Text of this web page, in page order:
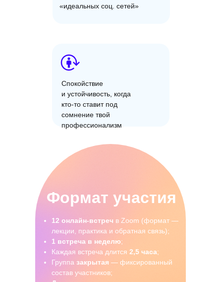
Спокойствие
и устойчивость, когда
кто-то ставит под
сомнение твой
профессионализм
«идеальных соц. сетей»
Формат участия
12 онлайн-встреч в Zoom (формат —
лекции, практика и обратная связь);
1 встреча в неделю;
Каждая встреча длится 2,5 часа;
Группа закрытая — фиксированный
состав участников;